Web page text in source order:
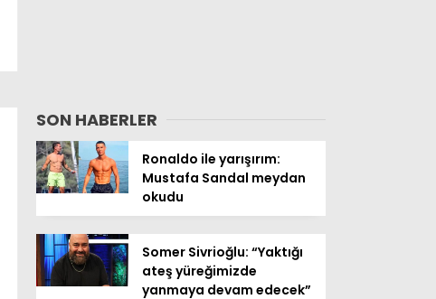
SON HABERLER
Ronaldo ile yarışırım:
Mustafa Sandal meydan
okudu
Somer Sivrioğlu: “Yaktığı
ateş yüreğimizde
yanmaya devam edecek”